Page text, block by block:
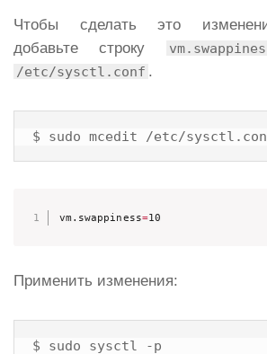
Чтобы сделать это
добавьте строку
/etc/sysctl.conf .
$ sudo mcedit /etc/
vm.swappiness=10
Применить изменения:
$ sudo sysctl -p